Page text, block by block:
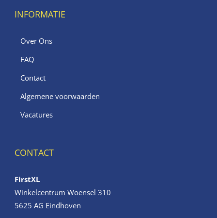
INFORMATIE
Over Ons
FAQ
Contact
Algemene voorwaarden
Vacatures
CONTACT
FirstXL
Winkelcentrum Woensel 310
5625 AG Eindhoven